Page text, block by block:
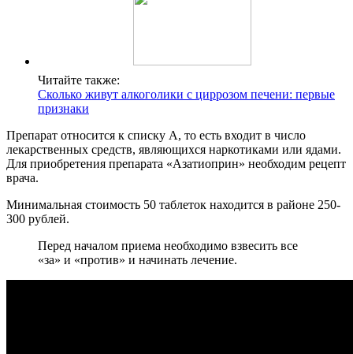
Читайте также:
Сколько живут алкоголики с циррозом печени: первые
признаки
Препарат относится к списку А, то есть входит в число
лекарственных средств, являющихся наркотиками или ядами.
Для приобретения препарата «Азатиоприн» необходим рецепт
врача.
Минимальная стоимость 50 таблеток находится в районе 250-
300 рублей.
Перед началом приема необходимо взвесить все
«за» и «против» и начинать лечение.